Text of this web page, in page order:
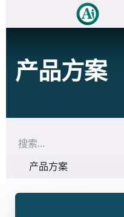
产品方案
产品方案